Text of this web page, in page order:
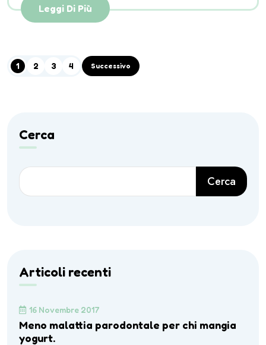
Leggi Di Più
1 2 3 4 Successivo
Cerca
Cerca
Articoli recenti
16 Novembre 2017
Meno malattia parodontale per chi mangia
yogurt.